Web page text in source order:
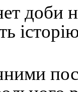
доби